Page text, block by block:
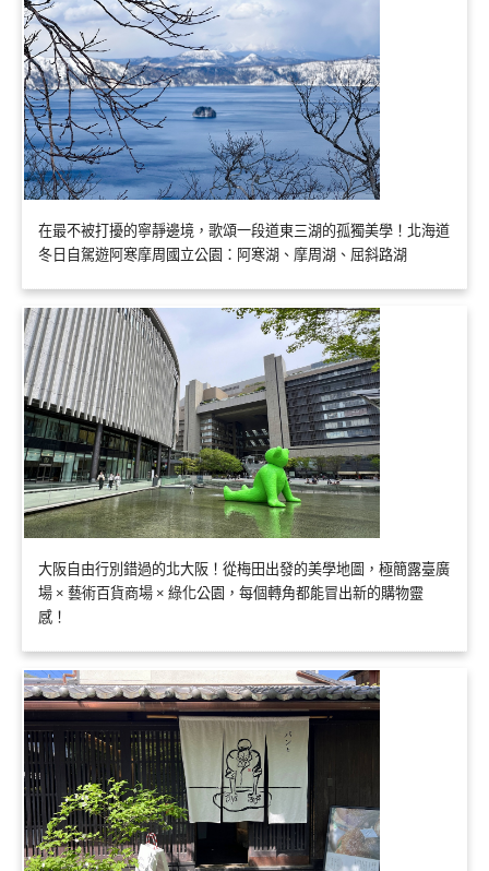
在最不被打擾的寧靜邊境，歌頌一段道東三湖的孤獨美學！北海道
冬日自駕遊阿寒摩周國立公園：阿寒湖、摩周湖、屈斜路湖
大阪自由行別錯過的北大阪！從梅田出發的美學地圖，極簡露臺廣
場 × 藝術百貨商場 × 綠化公園，每個轉角都能冒出新的購物靈
感！